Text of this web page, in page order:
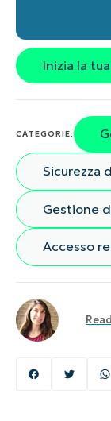
Inizia la
CATEGORIE:
Sicurezza
Gestione
Accesso